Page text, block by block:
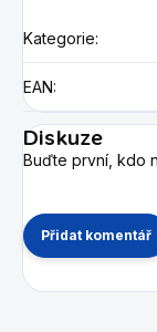
Kategorie:
EAN:
Diskuze
Buďte první, kdo
Přidat komentář